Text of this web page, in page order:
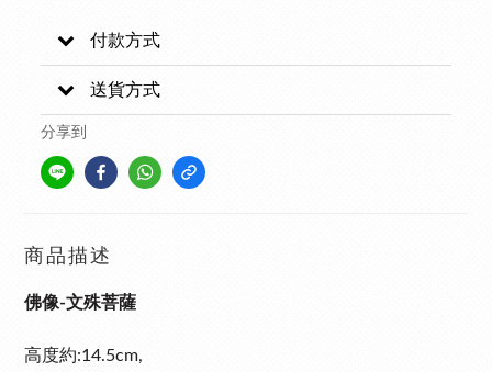
付款方式
送貨方式
分享到
商品描述
佛像-文殊菩薩
高度約:14.5cm,